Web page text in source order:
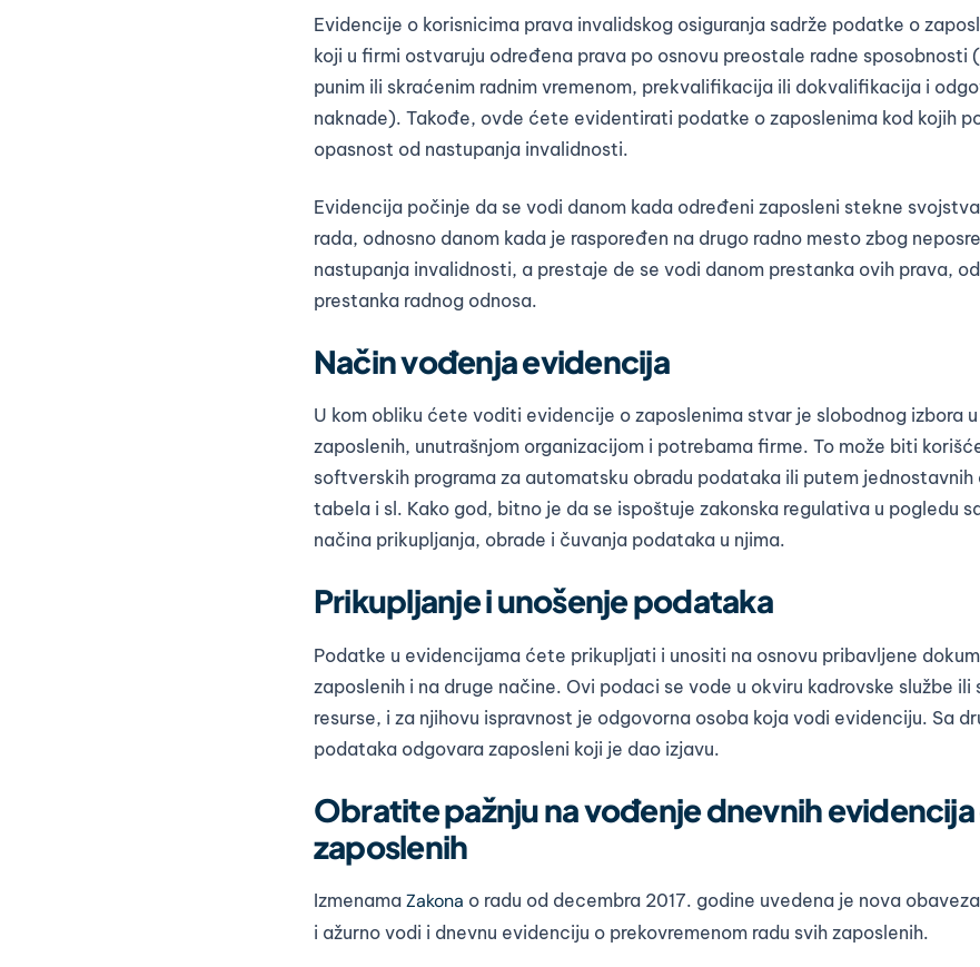
Evidencije o korisnicima prava invalidskog osiguranja sadrže podatke o
koji u firmi ostvaruju određena prava po osnovu preostale radne sposobnosti
punim ili skraćenim radnim vremenom, prekvalifikacija ili dokvalifikacija i
naknade). Takođe, ovde ćete evidentirati podatke o zaposlenima kod kojih
opasnost od nastupanja invalidnosti.
Evidencija počinje da se vodi danom kada određeni zaposleni stekne
rada, odnosno danom kada je raspoređen na drugo radno mesto zbog
nastupanja invalidnosti, a prestaje de se vodi danom prestanka ovih prava,
prestanka radnog odnosa.
Način vođenja evidencija
U kom obliku ćete voditi evidencije o zaposlenima stvar je slobodnog izbora
zaposlenih, unutrašnjom organizacijom i potrebama firme. To može biti
softverskih programa za automatsku obradu podataka ili putem
tabela i sl. Kako god, bitno je da se ispoštuje zakonska regulativa u pogledu
načina prikupljanja, obrade i čuvanja podataka u njima.
Prikupljanje i unošenje podataka
Podatke u evidencijama ćete prikupljati i unositi na osnovu pribavljene
zaposlenih i na druge načine. Ovi podaci se vode u okviru kadrovske službe ili
resurse, i za njihovu ispravnost je odgovorna osoba koja vodi evidenciju. Sa
podataka odgovara zaposleni koji je dao izjavu.
Obratite pažnju na vođenje dnevnih evidencija
zaposlenih
Izmenama Zakona o radu od decembra 2017. godine uvedena je nova
i ažurno vodi i dnevnu evidenciju o prekovremenom radu svih zaposlenih.